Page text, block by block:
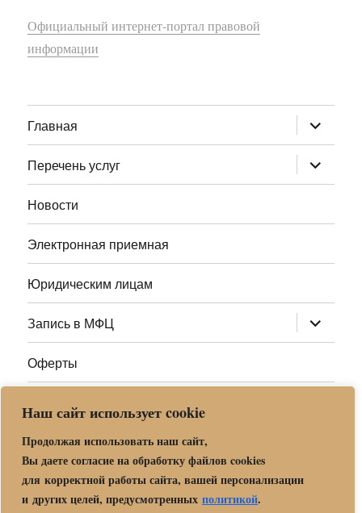
Наш сайт использует cookie
Продолжая использовать наш сайт,
Вы даете согласие на обработку файлов cookies
для корректной работы сайта, вашей персонализации
и других целей, предусмотренных политикой.
Официальный интернет-портал правовой
информации
Главная раскрыть
дочернее
меню
Перечень услуг
раскрыть
дочернее
меню
Новости
Электронная приемная
Юридическим лицам
Запись в МФЦ раскрыть
дочернее
меню
Оферты
Адреса МФЦ МО
Центр государственных и муниципальных услуг «Мои
документы» в г. о. Орехово-Зуево